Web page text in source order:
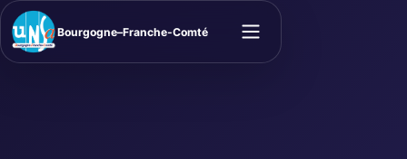
Bourgogne–Franche-Comté
Ouvrir le menu